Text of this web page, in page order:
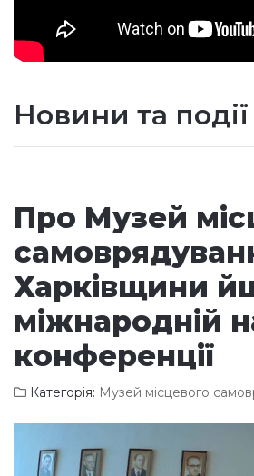
Новини та
Про Музей
Харківщини
міжнародній
конференції
Категорія: Музей місцевого